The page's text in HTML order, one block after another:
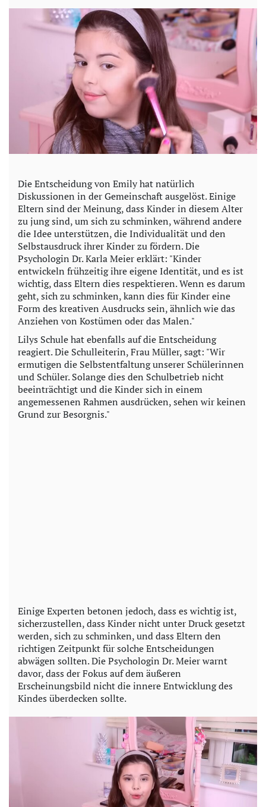
o
Die Entscheidung von Emily hat natürlich
Diskussionen in der Gemeinschaft ausgelöst. Einige
Eltern sind der Meinung, dass Kinder in diesem Alter
zu jung sind, um sich zu schminken, während andere
die Idee unterstützen, die Individualität und den
Selbstausdruck ihrer Kinder zu fördern. Die
Psychologin Dr. Karla Meier erklärt: "Kinder
entwickeln frühzeitig ihre eigene Identität, und es ist
wichtig, dass Eltern dies respektieren. Wenn es darum
geht, sich zu schminken, kann dies für Kinder eine
Form des kreativen Ausdrucks sein, ähnlich wie das
Anziehen von Kostümen oder das Malen."
Lilys Schule hat ebenfalls auf die Entscheidung
reagiert. Die Schulleiterin, Frau Müller, sagt: "Wir
ermutigen die Selbstentfaltung unserer Schülerinnen
und Schüler. Solange dies den Schulbetrieb nicht
beeinträchtigt und die Kinder sich in einem
angemessenen Rahmen ausdrücken, sehen wir keinen
Grund zur Besorgnis."
Einige Experten betonen jedoch, dass es wichtig ist,
sicherzustellen, dass Kinder nicht unter Druck gesetzt
werden, sich zu schminken, und dass Eltern den
richtigen Zeitpunkt für solche Entscheidungen
abwägen sollten. Die Psychologin Dr. Meier warnt
davor, dass der Fokus auf dem äußeren
Erscheinungsbild nicht die innere Entwicklung des
Kindes überdecken sollte.